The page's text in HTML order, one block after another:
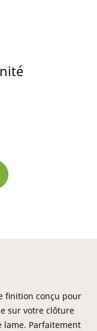
finition conçu pour
sur votre clôture
lame. Parfaitement